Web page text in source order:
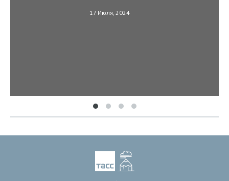
17 Июля, 2024